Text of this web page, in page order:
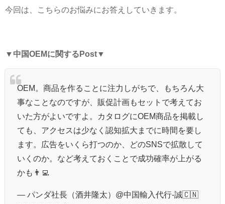
今回は、こちらのお悩みにお答えしていきます。
▼ 中国OEMに関するPost▼
OEM。商品を作ることに注力しがちで、もちろん大
事なことなのですが、販促計画もセットで考えてお
いた方がよいですよ。カタログにOEM商品を掲載し
ても、アクセスは少なく認知拡大までに時間を要し
ます。広告をいくら打つのか、どのSNSで拡散して
いくのか。など考えておくことで成功確率が上がる
かも👨‍💻
— パンダ社長（酒井隆太）@中国輸入代行-誠🇨🇳